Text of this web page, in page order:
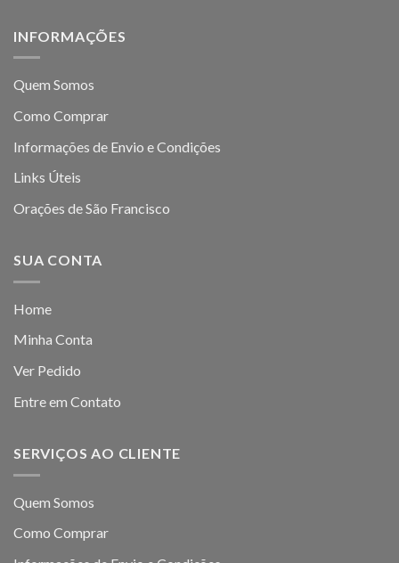
INFORMAÇÕES
Quem Somos
Como Comprar
Informações de Envio e Condições
Links Úteis
Orações de São Francisco
SUA CONTA
Home
Minha Conta
Ver Pedido
Entre em Contato
SERVIÇOS AO CLIENTE
Quem Somos
Como Comprar